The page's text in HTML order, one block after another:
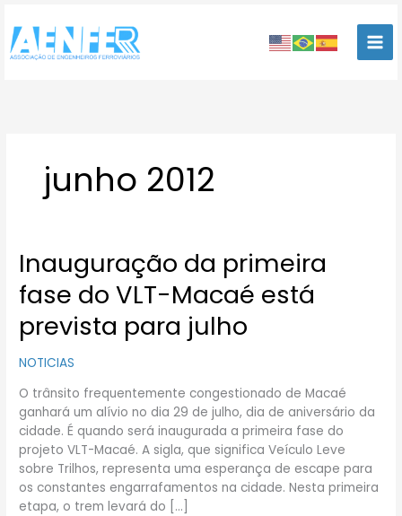
para
conteúdo
junho 2012
Inauguração da primeira
fase do VLT-Macaé está
prevista para julho
NOTICIAS
O trânsito frequentemente congestionado de Macaé
ganhará um alívio no dia 29 de julho, dia de aniversário da
cidade. É quando será inaugurada a primeira fase do
projeto VLT-Macaé. A sigla, que significa Veículo Leve
sobre Trilhos, representa uma esperança de escape para
os constantes engarrafamentos na cidade. Nesta primeira
etapa, o trem levará do […]
Inauguração
da
primeira
do
Macaé
está
prevista
para
julho